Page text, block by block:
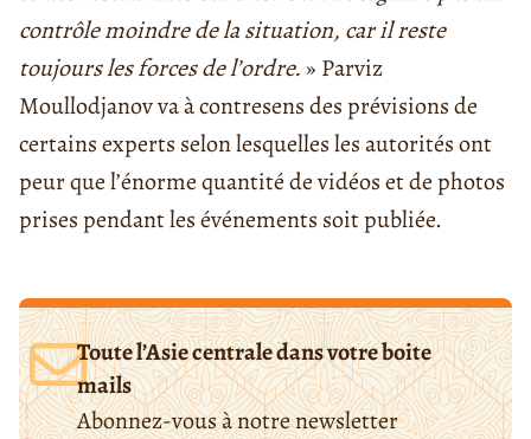
contrôle moindre de la situation, car il reste
toujours les forces de l’ordre. » Parviz
Moullodjanov va à contresens des prévisions de
certains experts selon lesquelles les autorités ont
peur que l’énorme quantité de vidéos et de photos
prises pendant les événements soit publiée.
Toute l’Asie centrale dans votre boite
mails
Abonnez-vous à notre newsletter